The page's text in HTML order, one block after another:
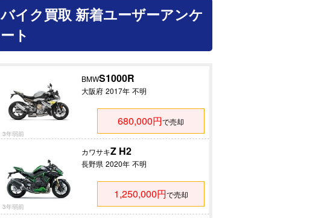
バイク買取 新着ユーザーアンケ
ート
BMWS1000R
大阪府 2017年 不明
680,000円で売却
3年弱前
カワサキZ H2
長野県 2020年 不明
1,250,000円で売却
3年弱前